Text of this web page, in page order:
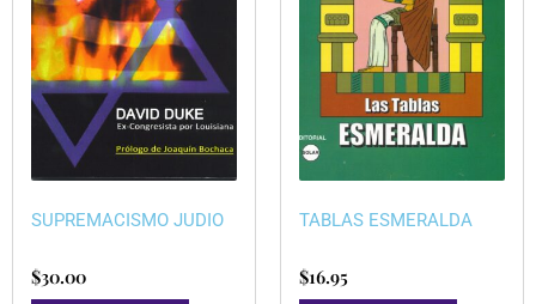
SUPREMACISMO JUDIO
$30.00
TABLAS ESMERALDA
$16.95